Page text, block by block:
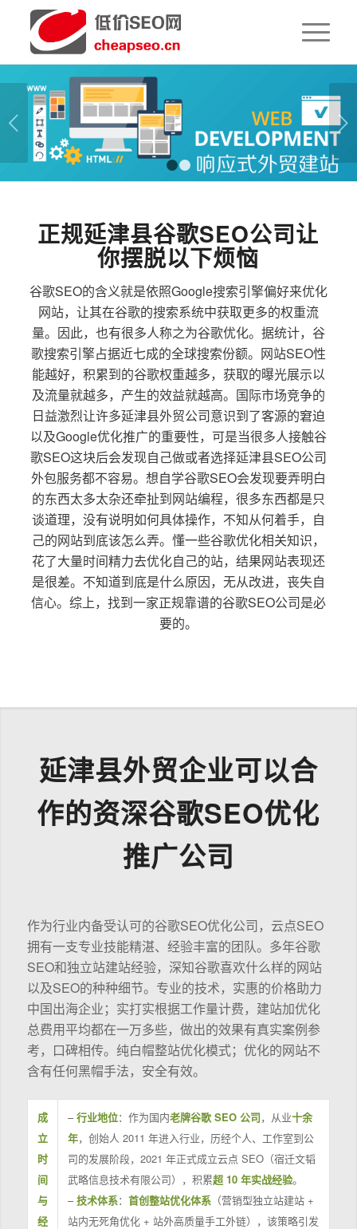
下一页
1 2
正规延津县谷歌SEO公司让
你摆脱以下烦恼
谷歌SEO的含义就是依照Google搜索引擎偏好来优化
网站，让其在谷歌的搜索系统中获取更多的权重流
量。因此，也有很多人称之为谷歌优化。据统计，谷
歌搜索引擎占据近七成的全球搜索份额。网站SEO性
能越好，积累到的谷歌权重越多，获取的曝光展示以
及流量就越多，产生的效益就越高。国际市场竞争的
日益激烈让许多延津县外贸公司意识到了客源的窘迫
以及Google优化推广的重要性，可是当很多人接触谷
歌SEO这块后会发现自己做或者选择延津县SEO公司
外包服务都不容易。想自学谷歌SEO会发现要弄明白
的东西太多太杂还牵扯到网站编程，很多东西都是只
谈道理，没有说明如何具体操作，不知从何着手，自
己的网站到底该怎么弄。懂一些谷歌优化相关知识，
花了大量时间精力去优化自己的站，结果网站表现还
是很差。不知道到底是什么原因，无从改进，丧失自
信心。综上，找到一家正规靠谱的谷歌SEO公司是必
要的。
延津县外贸企业可以合
作的资深谷歌SEO优化
推广公司
作为行业内备受认可的谷歌SEO优化公司，云点SEO
拥有一支专业技能精湛、经验丰富的团队。多年谷歌
SEO和独立站建站经验，深知谷歌喜欢什么样的网站
以及SEO的种种细节。专业的技术，实惠的价格助力
中国出海企业；实打实根据工作量计费，建站加优化
总费用平均都在一万多些，做出的效果有真实案例参
考，口碑相传。纯白帽整站优化模式；优化的网站不
含有任何黑帽手法，安全有效。
成
立
时
间
与
经
–行业地位：作为国内老牌谷歌 SEO 公司，从业十余
年，创始人 2011 年进入行业，历经个人、工作室到公
司的发展阶段，2021 年正式成立云点 SEO（宿迁文韬
武略信息技术有限公司），积累超 10 年实战经验。
–技术体系： 首创整站优化体系（营销型独立站建站 +
站内无死角优化 + 站外高质量手工外链），该策略引发